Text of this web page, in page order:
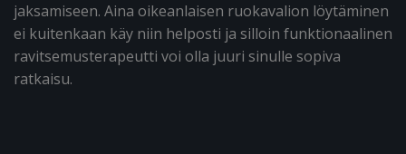
jaksamiseen. Aina oikeanlaisen ruokavalion löytäminen
ei kuitenkaan käy niin helposti ja silloin funktionaalinen
ravitsemusterapeutti voi olla juuri sinulle sopiva
ratkaisu.